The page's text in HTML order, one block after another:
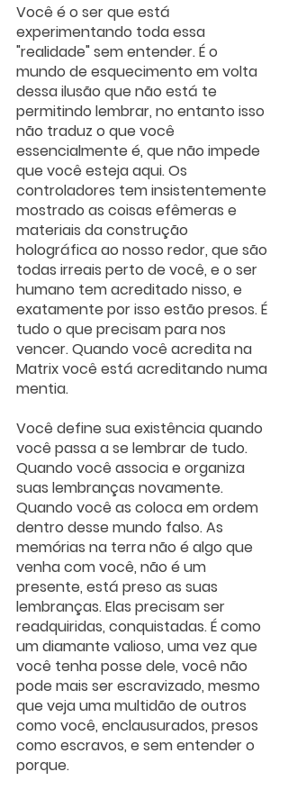
Você é o ser que está
experimentando toda essa
"realidade" sem entender. É o
mundo de esquecimento em volta
dessa ilusão que não está te
permitindo lembrar, no entanto isso
não traduz o que você
essencialmente é, que não impede
que você esteja aqui. Os
controladores tem insistentemente
mostrado as coisas efêmeras e
materiais da construção
holográfica ao nosso redor, que são
todas irreais perto de você, e o ser
humano tem acreditado nisso, e
exatamente por isso estão presos. É
tudo o que precisam para nos
vencer. Quando você acredita na
Matrix você está acreditando numa
mentia.
Você define sua existência quando
você passa a se lembrar de tudo.
Quando você associa e organiza
suas lembranças novamente.
Quando você as coloca em ordem
dentro desse mundo falso. As
memórias na terra não é algo que
venha com você, não é um
presente, está preso as suas
lembranças. Elas precisam ser
readquiridas, conquistadas. É como
um diamante valioso, uma vez que
você tenha posse dele, você não
pode mais ser escravizado, mesmo
que veja uma multidão de outros
como você, enclausurados, presos
como escravos, e sem entender o
porque.